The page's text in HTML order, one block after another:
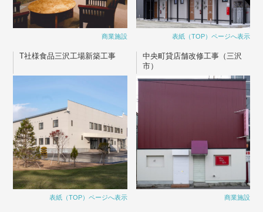
商業施設 表紙（TOP）ページへ表示
T社様食品三沢工場新築工事
表紙（TOP）ページへ表示
中央町貸店舗改修工事（三沢
市）
商業施設